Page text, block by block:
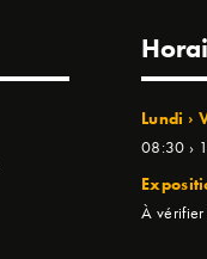
Lundi ›
08:30 ›
À